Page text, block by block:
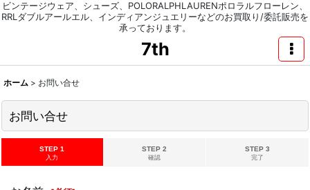
ビンテージウェア、シューズ、POLORALPHLAURENポロラルフローレン、
RRLダブルアールエル、インディアンジュエリーなどのお買取り/委託販売を
承っております。
7th
ホーム > お問い合せ
お問い合せ
STEP 1
入力
STEP 2
確認
STEP 3
完了